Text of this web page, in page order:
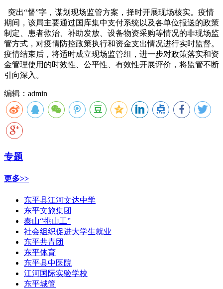
突出“督”字，谋划现场监管方案，择时开展现场核实。疫情
期间，该局主要通过国库集中支付系统以及各单位报送的政策
制定、患者救治、补助发放、设备物资采购等情况的非现场监
管方式，对疫情防控政策执行和资金支出情况进行实时监督。
疫情结束后，将适时成立现场监管组，进一步对政策落实和资
金管理使用的时效性、公平性、有效性开展评价，将监管不断
引向深入。
编辑：admin
专题
更多>>
东平县江河文达中学
东平文旅集团
泰山“挑山工”
社会组织促进大学生就业
东平共青团
东平体育
东平县中医院
江河国际实验学校
东平城管